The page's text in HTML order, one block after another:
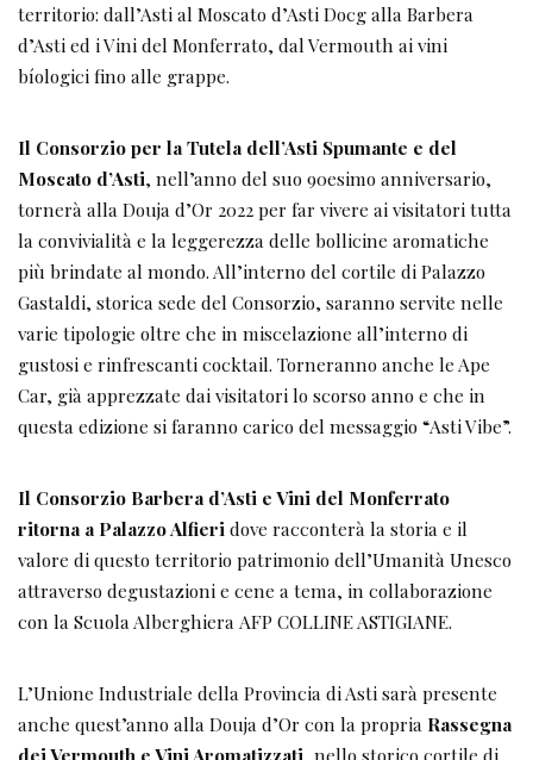
territorio: dall’Asti al Moscato d’Asti Docg alla Barbera
d’Asti ed i Vini del Monferrato, dal Vermouth ai vini
bíologici fino alle grappe.
Il Consorzio per la Tutela dell’Asti Spumante e del
Moscato d’Asti, nell’anno del suo 90esimo anniversario,
tornerà alla Douja d’Or 2022 per far vivere ai visitatori tutta
la convivialità e la leggerezza delle bollicine aromatiche
più brindate al mondo. All’interno del cortile di Palazzo
Gastaldi, storica sede del Consorzio, saranno servite nelle
varie tipologie oltre che in miscelazione all’interno di
gustosi e rinfrescanti cocktail. Torneranno anche le Ape
Car, già apprezzate dai visitatori lo scorso anno e che in
questa edizione si faranno carico del messaggio “Asti Vibe”.
Il Consorzio Barbera d’Asti e Vini del Monferrato
ritorna a Palazzo Alfieri dove racconterà la storia e il
valore di questo territorio patrimonio dell’Umanità Unesco
attraverso degustazioni e cene a tema, in collaborazione
con la Scuola Alberghiera AFP COLLINE ASTIGIANE.
L’Unione Industriale della Provincia di Asti sarà presente
anche quest’anno alla Douja d’Or con la propria Rassegna
dei Vermouth e Vini Aromatizzati , nello storico cortile di